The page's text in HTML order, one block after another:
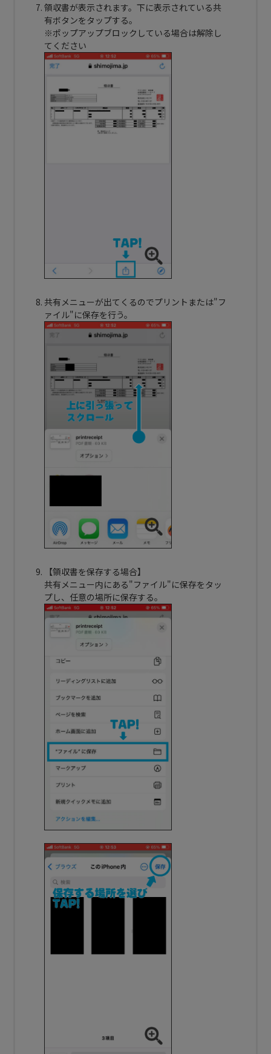
領収書が表示されます。下に表示されている共
有ボタンをタップする。
※ポップアップブロックしている場合は解除し
てください
共有メニューが出てくるのでプリントまたは"フ
ァイル"に保存を行う。
【領収書を保存する場合】
共有メニュー内にある"ファイル"に保存をタッ
プし、任意の場所に保存する。